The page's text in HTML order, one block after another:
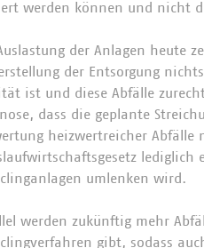
werden können und nicht
der Anlagen heute
der Entsorgung
ist und diese Abfälle
dass die geplante
heizwertreicher Abfälle
umlenken wird.
werden zukünftig mehr
gibt, sodass